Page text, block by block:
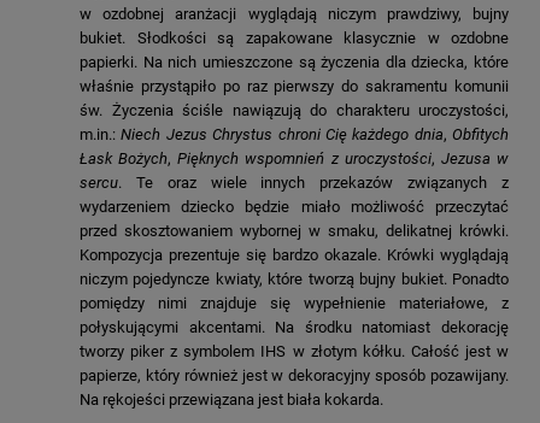
w ozdobnej aranżacji wyglądają niczym prawdziwy, bujny
bukiet. Słodkości są zapakowane klasycznie w ozdobne
papierki. Na nich umieszczone są życzenia dla dziecka, które
właśnie przystąpiło po raz pierwszy do sakramentu komunii
św. Życzenia ściśle nawiązują do charakteru uroczystości,
m.in.:Niech Jezus Chrystus chroni Cię każdego dnia, Obfitych
Łask Bożych,Pięknych wspomnień z uroczystości, Jezusa w
sercu. Te oraz wiele innych przekazów związanych z
wydarzeniem dziecko będzie miało możliwość przeczytać
przed skosztowaniem wybornej w smaku, delikatnej krówki.
Kompozycja prezentuje się bardzo okazale. Krówki wyglądają
niczym pojedyncze kwiaty, które tworzą bujny bukiet. Ponadto
pomiędzy nimi znajduje się wypełnienie materiałowe, z
połyskującymi akcentami. Na środku natomiast dekorację
tworzy piker z symbolem IHS w złotym kółku. Całość jest w
papierze, który również jest w dekoracyjny sposób pozawijany.
Na rękojeści przewiązana jest biała kokarda.